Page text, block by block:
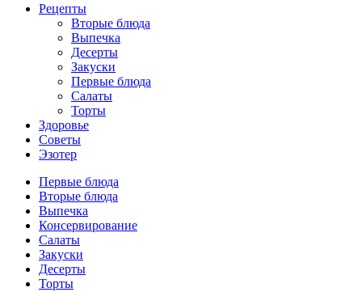
Рецепты
Вторые блюда
Выпечка
Десерты
Закуски
Первые блюда
Салаты
Торты
Здоровье
Советы
Эзотер
Первые блюда
Вторые блюда
Выпечка
Консервирование
Салаты
Закуски
Десерты
Торты